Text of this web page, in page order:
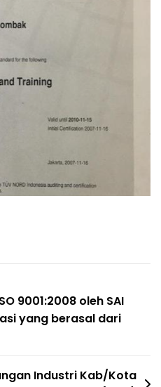
9001:2008 oleh SAI
yang berasal dari
Industri Kab/Kota